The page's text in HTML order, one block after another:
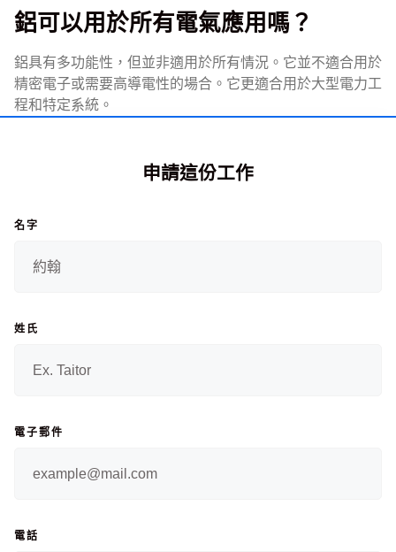
鋁可以用於所有電氣應用嗎？
鋁具有多功能性，但並非適用於所有情況。它並不適合用於
精密電子或需要高導電性的場合。它更適合用於大型電力工
程和特定系統。
申請這份工作
名字
姓氏
電子郵件
電話